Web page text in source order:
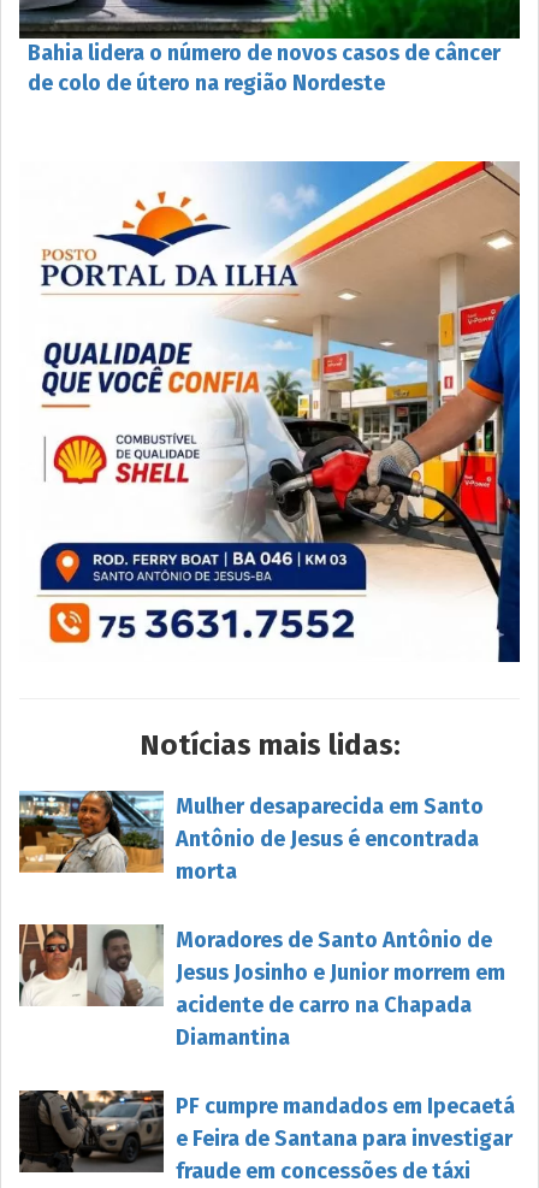
Bahia lidera o número de novos casos de câncer
de colo de útero na região Nordeste
Notícias mais lidas:
Mulher desaparecida em Santo
Antônio de Jesus é encontrada
morta
Moradores de Santo Antônio de
Jesus Josinho e Junior morrem em
acidente de carro na Chapada
Diamantina
PF cumpre mandados em Ipecaetá
e Feira de Santana para investigar
fraude em concessões de táxi